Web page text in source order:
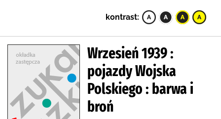
kontrast:
Wrzesień 1939 :
pojazdy Wojska
Polskiego : barwa i
broń